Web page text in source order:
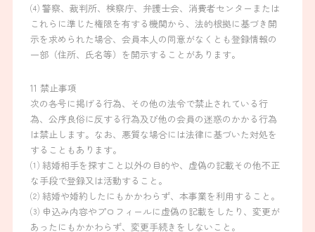
⑷ 警察、裁判所、検察庁、弁護士会、消費者センターまたは
これらに準じた権限を有する機関から、法的根拠に基づき開
示を求められた場合、会員本人の同意がなくとも登録情報の
一部（住所、氏名等）を開示することがあります。
11 禁止事項
次の各号に掲げる行為、その他の法令で禁止されている行
為、公序良俗に反する行為及び他の会員の迷惑のかかる行為
は禁止します。なお、悪質な場合には法律に基づいた対処を
することもあります。
⑴ 結婚相手を探すこと以外の目的や、虚偽の記載その他不正
な手段で登録又は活動すること。
⑵ 結婚や婚約したにもかかわらず、本事業を利用すること。
⑶ 申込み内容やプロフィールに虚偽の記載をしたり、変更が
あったにもかかわらず、変更手続きをしないこと。